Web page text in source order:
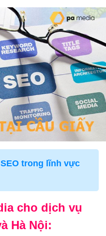
trong lĩnh vực
cho dịch vụ
Hà Nội: